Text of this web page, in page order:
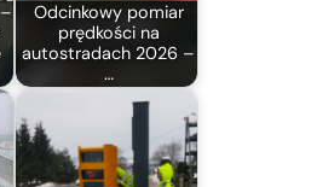
Odcinkowy pomiar
prędkości na
autostradach 2026 –
…